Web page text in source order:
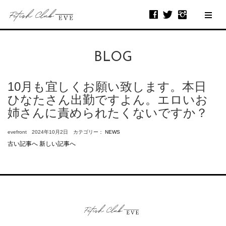
BLOG
10月も宜しくお願い致します。本日
ひなたさん出勤ですよん。エロいお
姉さんに責められたくないですか？
evefront 2024年10月2日 カテゴリー： NEWS
古い記事へ 新しい記事へ